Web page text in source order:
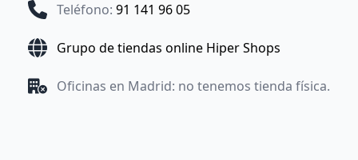
Teléfono: 91 141 96 05
Grupo de tiendas online Hiper Shops
Oficinas en Madrid: no tenemos tienda física.